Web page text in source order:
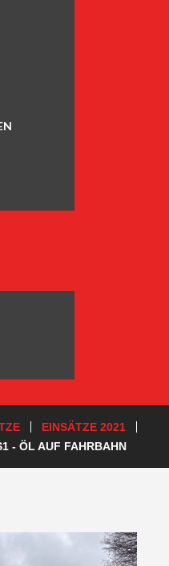
EINSÄTZE 2021
- ÖL AUF FAHRBAHN